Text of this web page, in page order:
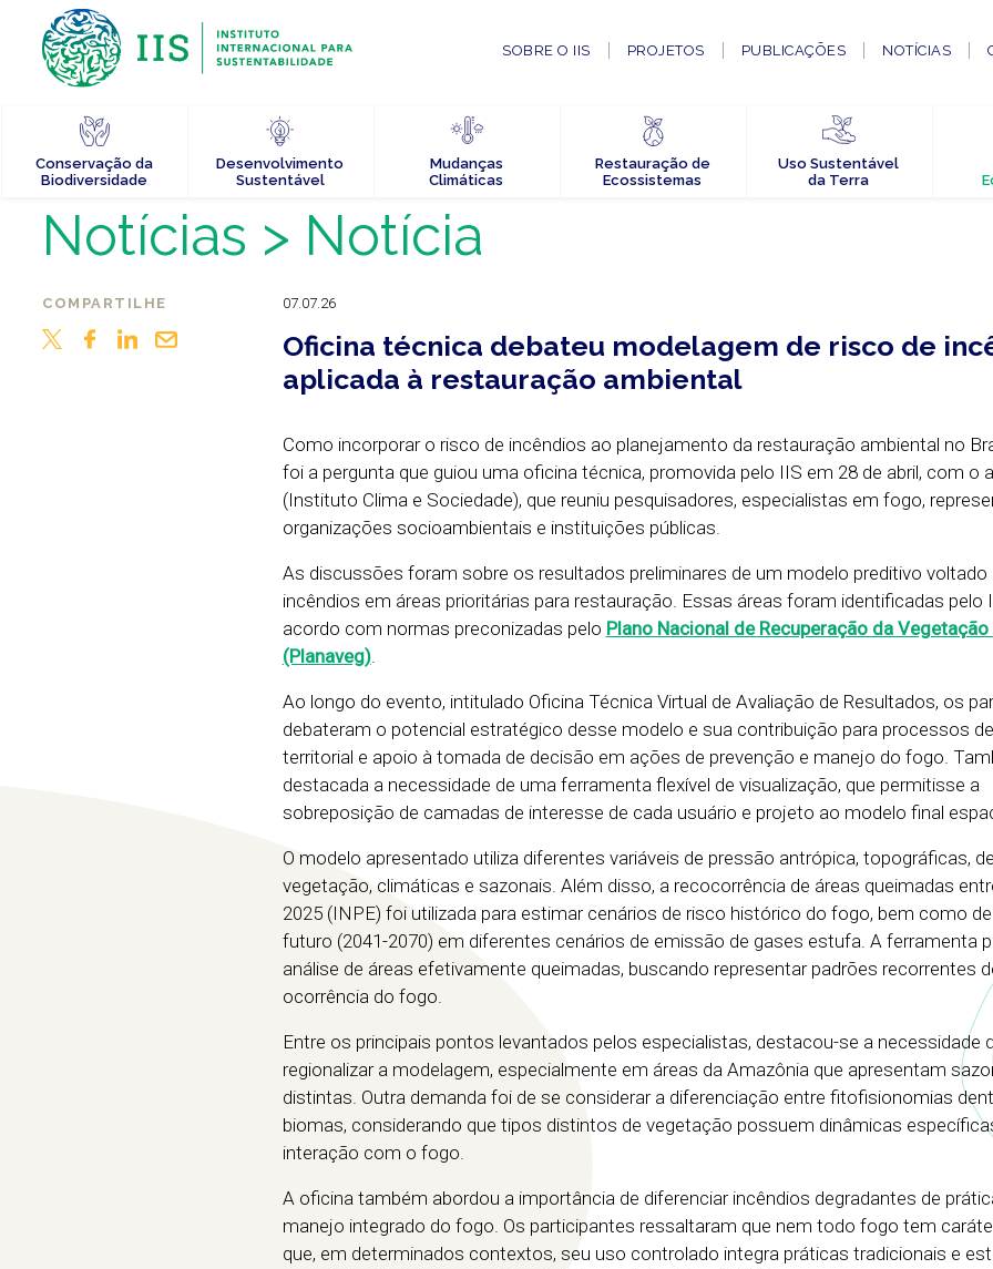
SOBRE O IIS PROJETOS PUBLICAÇÕES NOTÍCIAS
Conservação da
Biodiversidade
Desenvolvimento
Sustentável
Mudanças
Climáticas
Restauração de
Ecossistemas
Uso Sustentável
da Terra
Notícias > Notícia
COMPARTILHE 07.07.26
Oficina técnica debateu modelagem de risco de
aplicada à restauração ambiental
Como incorporar o risco de incêndios ao planejamento da restauração ambiental no
foi a pergunta que guiou uma oficina técnica, promovida pelo IIS em 28 de abril, com o
(Instituto Clima e Sociedade), que reuniu pesquisadores, especialistas em fogo,
organizações socioambientais e instituições públicas.
As discussões foram sobre os resultados preliminares de um modelo preditivo voltado
incêndios em áreas prioritárias para restauração. Essas áreas foram identificadas pelo
acordo com normas preconizadas pelo Plano Nacional de Recuperação da Vegetação
(Planaveg).
Ao longo do evento, intitulado Oficina Técnica Virtual de Avaliação de Resultados, os
debateram o potencial estratégico desse modelo e sua contribuição para processos
territorial e apoio à tomada de decisão em ações de prevenção e manejo do fogo.
destacada a necessidade de uma ferramenta flexível de visualização, que permitisse a
sobreposição de camadas de interesse de cada usuário e projeto ao modelo final
O modelo apresentado utiliza diferentes variáveis de pressão antrópica, topográficas,
vegetação, climáticas e sazonais. Além disso, a recocorrência de áreas queimadas
2025 (INPE) foi utilizada para estimar cenários de risco histórico do fogo, bem como
futuro (2041-2070) em diferentes cenários de emissão de gases estufa. A ferramenta
análise de áreas efetivamente queimadas, buscando representar padrões recorrentes
ocorrência do fogo.
Entre os principais pontos levantados pelos especialistas, destacou-se a necessidade
regionalizar a modelagem, especialmente em áreas da Amazônia que apresentam
distintas. Outra demanda foi de se considerar a diferenciação entre fitofisionomias
biomas, considerando que tipos distintos de vegetação possuem dinâmicas
interação com o fogo.
A oficina também abordou a importância de diferenciar incêndios degradantes de
manejo integrado do fogo. Os participantes ressaltaram que nem todo fogo tem
que, em determinados contextos, seu uso controlado integra práticas tradicionais e